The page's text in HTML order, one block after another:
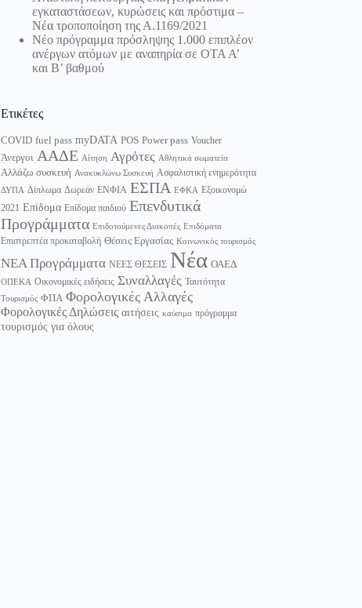
εγκαταστάσεων, κυρώσεις και πρόστιμα –
Νέα τροποποίηση της Α.1169/2021
Νέο πρόγραμμα πρόσληψης 1.000 επιπλέον
ανέργων ατόμων με αναπηρία σε ΟΤΑ Α’
και Β’ βαθμού
Ετικέτες
COVID fuel pass myDATA POS Power pass Voucher
Άνεργοι ΑΑΔΕ Αίτηση Αγρότες Αθλητικά σωματεία
Αλλάζω συσκευή Ανακυκλώνω Συσκευή Ασφαλιστική ενημερότητα
ΔΥΠΑ Δίπλωμα Δωρεάν ΕΝΦΙΑ ΕΣΠΑ ΕΦΚΑ Εξοικονομώ
2021 Επίδομα Επίδομα παιδιού Επενδυτικά
Προγράμματα Επιδοτούμενες Διακοπές Επιδόματα
Επιστρεπτέα προκαταβολή Θέσεις Εργασίας Κοινωνικός τουρισμός
ΝΕΑ Προγράμματα ΝΕΕΣ ΘΕΣΕΙΣ Νέα ΟΑΕΔ
ΟΠΕΚΑ Οικονομικές ειδήσεις Συναλλαγές Ταυτότητα
Τουρισμός ΦΠΑ Φορολογικές Αλλαγές
Φορολογικές Δηλώσεις αιτήσεις καύσιμα πρόγραμμα
τουρισμός για όλους